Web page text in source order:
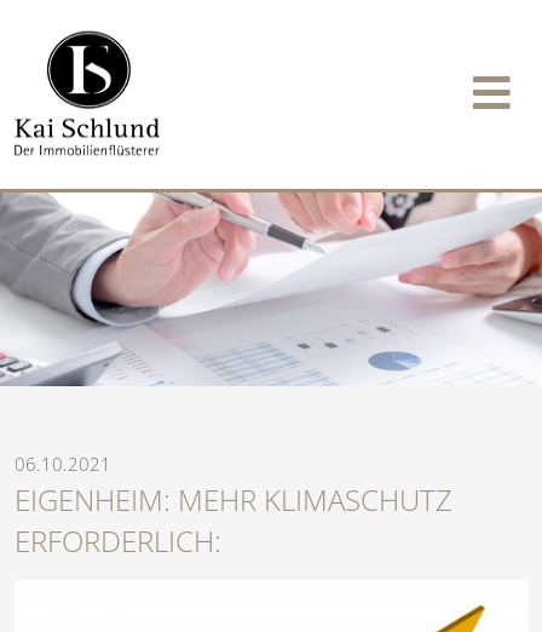
06.10.2021
EIGENHEIM: MEHR KLIMASCHUTZ
ERFORDERLICH: